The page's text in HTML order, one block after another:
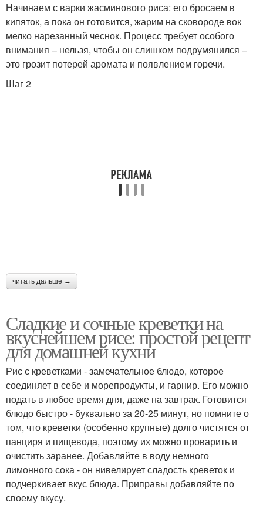
Начинаем с варки жасминового риса: его бросаем в
кипяток, а пока он готовится, жарим на сковороде вок
мелко нарезанный чеснок. Процесс требует особого
внимания – нельзя, чтобы он слишком подрумянился –
это грозит потерей аромата и появлением горечи.
Шаг 2
читать дальше →
Сладкие и сочные креветки на
вкуснейшем рисе: простой рецепт
для домашней кухни
Рис с креветками - замечательное блюдо, которое
соединяет в себе и морепродукты, и гарнир. Его можно
подать в любое время дня, даже на завтрак. Готовится
блюдо быстро - буквально за 20-25 минут, но помните о
том, что креветки (особенно крупные) долго чистятся от
панциря и пищевода, поэтому их можно проварить и
очистить заранее. Добавляйте в воду немного
лимонного сока - он нивелирует сладость креветок и
подчеркивает вкус блюда. Приправы добавляйте по
своему вкусу.